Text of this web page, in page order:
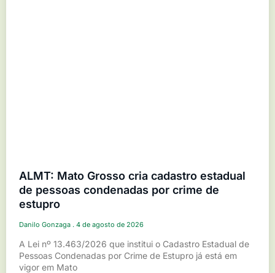
ALMT: Mato Grosso cria cadastro estadual
de pessoas condenadas por crime de
estupro
Danilo Gonzaga 4 de agosto de 2026
A Lei nº 13.463/2026 que institui o Cadastro Estadual de
Pessoas Condenadas por Crime de Estupro já está em
vigor em Mato